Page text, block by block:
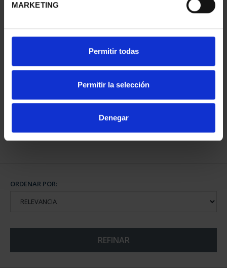
MARKETING
Permitir todas
Permitir la selección
Denegar
CAPITALES DE
COMPLET...
3.796,00 €
ORDENAR POR:
REFINAR